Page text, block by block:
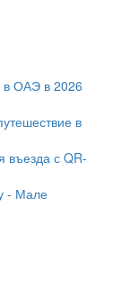
в ОАЭ в 2026
в
въезда с QR-
- Мале